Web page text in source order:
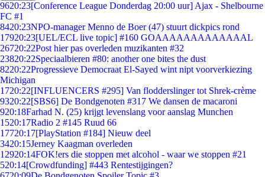
9620:23[Conference League Donderdag 20:00 uur] Ajax - Shelbourne
FC #1
8420:23NPO-manager Menno de Boer (47) stuurt dickpics rond
17920:23[UEL/ECL live topic] #160 GOAAAAAAAAAAAAAL
26720:22Post hier pas overleden muzikanten #32
23820:22Speciaalbieren #80: another one bites the dust
8220:22Progressieve Democraat El-Sayed wint nipt voorverkiezing
Michigan
1720:22[INFLUENCERS #295] Van flodderslinger tot Shrek-crème
9320:22[SBS6] De Bondgenoten #317 We dansen de macaroni
920:18Farhad N. (25) krijgt levenslang voor aanslag Munchen
1520:17Radio 2 #145 Ruud 66
17720:17[PlayStation #184] Nieuw deel
3420:15Jerney Kaagman overleden
12920:14FOK!ers die stoppen met alcohol - waar we stoppen #21
520:14[Crowdfunding] #443 Rentestijgingen?